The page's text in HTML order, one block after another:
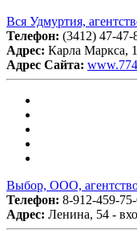
Вся Удмуртия,
Телефон: (3412) 47-47-
Адрес: Карла Маркса,
Адрес Сайта:
Выбор, ООО,
Телефон: 8-912-459-
Адрес: Ленина, 54 -